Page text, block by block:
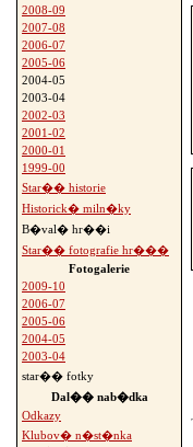
2008-09
2007-08
2006-07
2005-06
2004-05
2003-04
2002-03
2001-02
2000-01
1999-00
Star�� historie
Historick� miln�ky
B�val� hr��i
Star�� fotografie hr���
Fotogalerie
2009-10
2006-07
2005-06
2004-05
2003-04
star�� fotky
Dal�� nab�dka
Odkazy
Klubov� n�st�nka